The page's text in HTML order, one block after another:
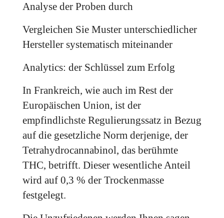
Analyse der Proben durch
Vergleichen Sie Muster unterschiedlicher
Hersteller systematisch miteinander
Analytics: der Schlüssel zum Erfolg
In Frankreich, wie auch im Rest der
Europäischen Union, ist der
empfindlichste Regulierungssatz in Bezug
auf die gesetzliche Norm derjenige, der
Tetrahydrocannabinol, das berühmte
THC, betrifft. Dieser wesentliche Anteil
wird auf 0,3 % der Trockenmasse
festgelegt.